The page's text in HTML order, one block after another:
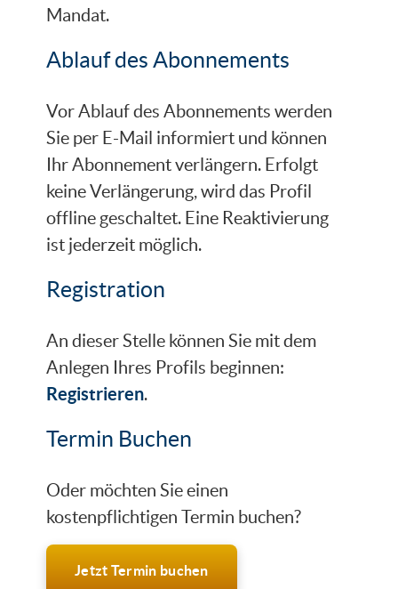
Mandat.
Ablauf des Abonnements
Vor Ablauf des Abonnements werden
Sie per E-Mail informiert und können
Ihr Abonnement verlängern. Erfolgt
keine Verlängerung, wird das Profil
offline geschaltet. Eine Reaktivierung
ist jederzeit möglich.
Registration
An dieser Stelle können Sie mit dem
Anlegen Ihres Profils beginnen:
Registrieren.
Termin Buchen
Oder möchten Sie einen
kostenpflichtigen Termin buchen?
Jetzt Termin buchen